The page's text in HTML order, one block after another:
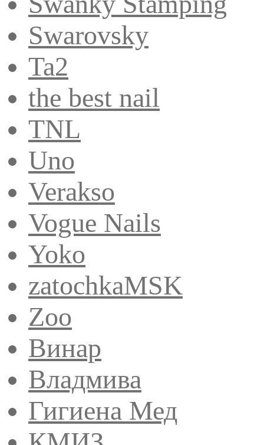
Swarovsky
Ta2
the best nail
TNL
Uno
Verakso
Vogue Nails
Yoko
zatochkaMSK
Zoo
Винар
Владмива
Гигиена Мед